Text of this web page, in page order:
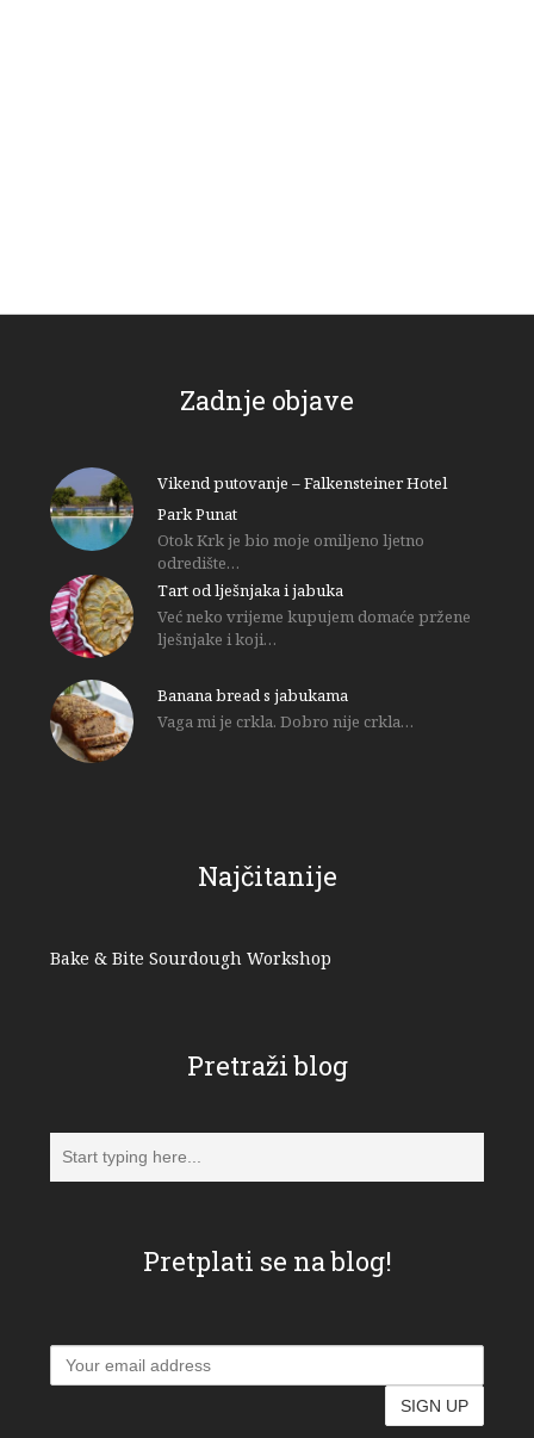
Zadnje objave
Vikend putovanje – Falkensteiner Hotel
Park Punat
Otok Krk je bio moje omiljeno ljetno
odredište…
Tart od lješnjaka i jabuka
Već neko vrijeme kupujem domaće pržene
lješnjake i koji…
Banana bread s jabukama
Vaga mi je crkla. Dobro nije crkla…
Najčitanije
Bake & Bite Sourdough Workshop
Pretraži blog
Pretplati se na blog!